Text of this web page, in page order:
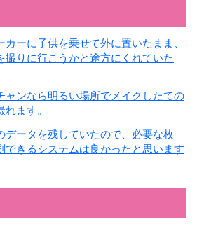
カーに子供を乗せて外に置いたまま、
撮りに行こうかと途方にくれていた
ャンなら明るい場所でメイクしたての
ます。
データを残していたので、必要な枚
できるシステムは良かったと思います